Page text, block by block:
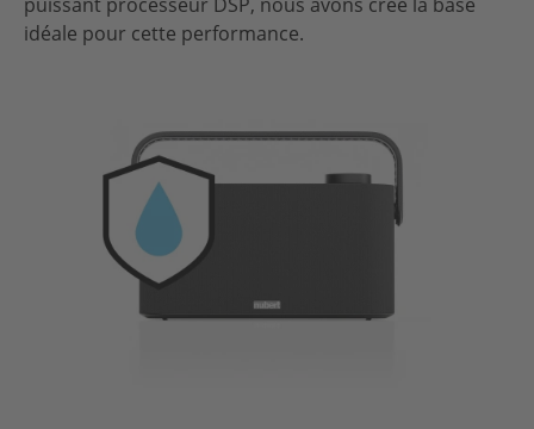
idéale pour cette performance.